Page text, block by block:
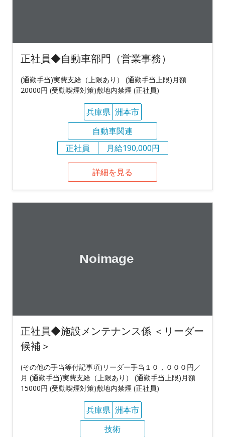
正社員◆自動車部門（営業事務）
(通勤手当)実費支給（上限あり） (通勤手当上限)月額
20000円 (受動喫煙対策)敷地内禁煙 (正社員)
兵庫県 洲本市
自動車関連
正社員
月給190,000円
詳細を見る
正社員◆施設メンテナンス係 ＜リーダー
候補＞
(その他の手当等付記事項)リーダー手当１０，０００円／
月 (通勤手当)実費支給（上限あり） (通勤手当上限)月額
15000円 (受動喫煙対策)敷地内禁煙 (正社員)
兵庫県 洲本市
技術